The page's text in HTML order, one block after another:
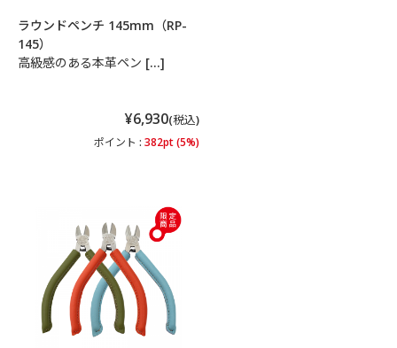
ラウンドペンチ 145mm（RP-
145）
高級感のある本革ペン […]
¥6,930(税込)
ポイント : 382pt (5%)